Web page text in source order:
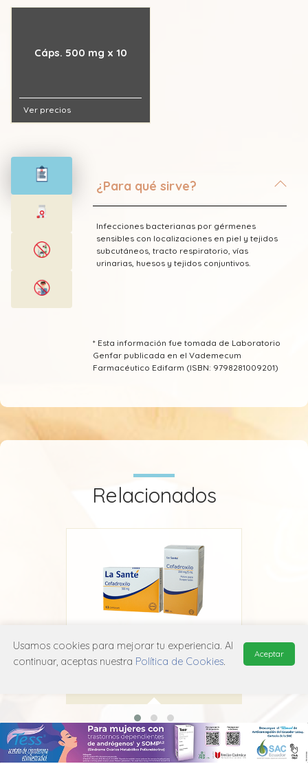
Cáps. 500 mg x 10
Ver precios
¿Para qué sirve?
Infecciones bacterianas por gérmenes
sensibles con localizaciones en piel y tejidos
subcutáneos, tracto respiratorio, vías
urinarias, huesos y tejidos conjuntivos.
* Esta información fue tomada de Laboratorio
Genfar publicada en el Vademecum
Farmacéutico Edifarm (ISBN: 9798281009201)
Relacionados
Cefadroxilo La Santé
Usamos cookies para mejorar tu experiencia. Al
continuar, aceptas nuestra Política de Cookies.
Aceptar